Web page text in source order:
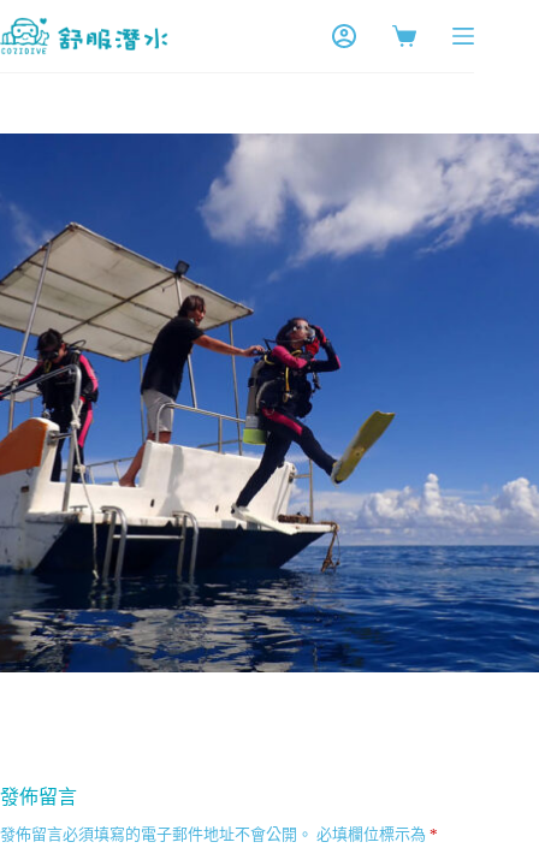
跳
至
內
購
發佈留言
發佈留言必須填寫的電子郵件地址不會公開。 必填欄位標示為 *